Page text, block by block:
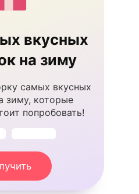
вкусных
на зиму
самых вкусных
зиму, которые
попробовать!